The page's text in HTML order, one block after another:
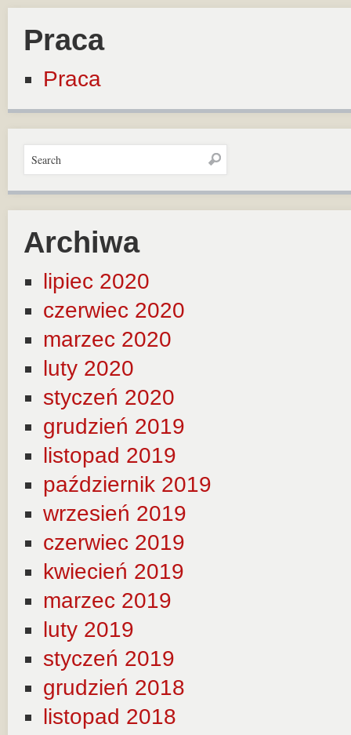
Praca
Praca
Archiwa
lipiec 2020
czerwiec 2020
marzec 2020
luty 2020
styczeń 2020
grudzień 2019
listopad 2019
październik 2019
wrzesień 2019
czerwiec 2019
kwiecień 2019
marzec 2019
luty 2019
styczeń 2019
grudzień 2018
listopad 2018